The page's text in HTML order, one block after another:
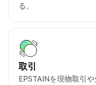
る。
取引
EPSTAINを現物取引